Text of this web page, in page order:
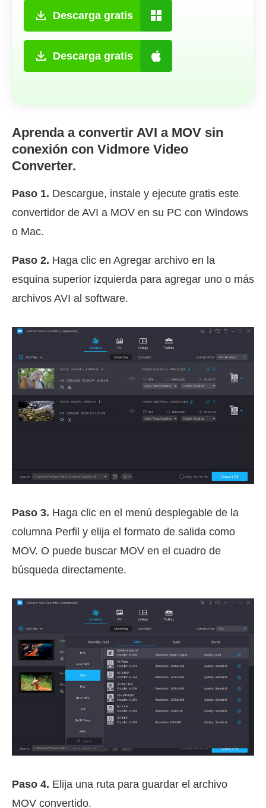
Descarga gratis
Descarga gratis
Aprenda a convertir AVI a MOV sin
conexión con Vidmore Video
Converter.
Paso 1. Descargue, instale y ejecute gratis este
convertidor de AVI a MOV en su PC con Windows
o Mac.
Paso 2. Haga clic en Agregar archivo en la
esquina superior izquierda para agregar uno o más
archivos AVI al software.
Paso 3. Haga clic en el menú desplegable de la
columna Perfil y elija el formato de salida como
MOV. O puede buscar MOV en el cuadro de
búsqueda directamente.
Paso 4. Elija una ruta para guardar el archivo
MOV convertido.